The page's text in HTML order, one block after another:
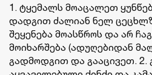
1. ტყემალს მოაცალეთ
დადგით ძალიან ნელ
შეყენება მოასწროს და არ
მოიხარშება (ადუღებიდან
გადმოდგით და გააცივეთ. 2.